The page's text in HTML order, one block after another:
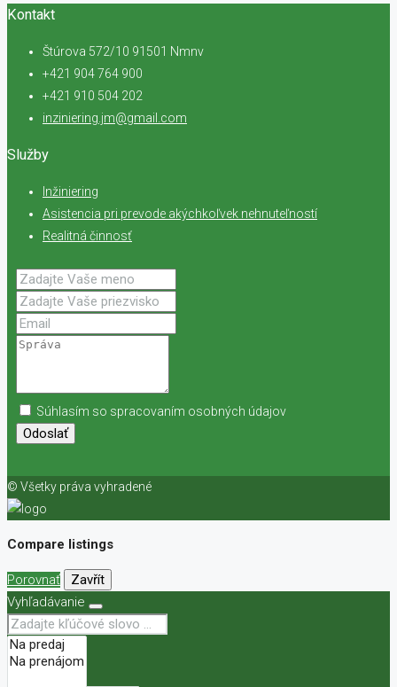
Kontakt
Štúrova 572/10 91501 Nmnv
+421 904 764 900
+421 910 504 202
inziniering.jm@gmail.com
Služby
Inžiniering
Asistencia pri prevode akýchkoľvek nehnuteľností
Realitná činnosť
Súhlasím so spracovaním osobných údajov
Odoslať
© Všetky práva vyhradené
Compare listings
Porovnať
Zavřít
Vyhľadávanie